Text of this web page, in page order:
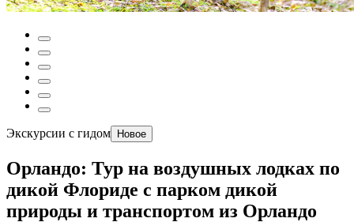
Экскурсии с гидом Новое
Орландо: Тур на воздушных лодках по
дикой Флориде с парком дикой
природы и транспортом из Орландо